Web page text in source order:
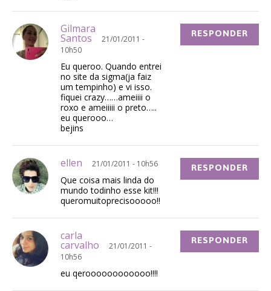
Gilmara
Santos
21/01/2011 -
10h50
Eu queroo. Quando entrei
no site da sigma(ja faiz
um tempinho) e vi isso.
fiquei crazy……ameiiii o
roxo e ameiiiii o preto…..
eu querooo…
bejins
RESPONDER
ellen 21/01/2011 - 10h56
Que coisa mais linda do
mundo todinho esse kit!!!
queromuitoprecisooooo!!
RESPONDER
carla
carvalho
21/01/2011 -
10h56
eu qeroooooooooooo!!!!
RESPONDER